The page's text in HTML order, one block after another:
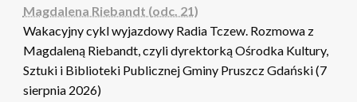
Magdalena Riebandt (odc. 21)
Wakacyjny cykl wyjazdowy Radia Tczew. Rozmowa z
Magdaleną Riebandt, czyli dyrektorką Ośrodka Kultury,
Sztuki i Biblioteki Publicznej Gminy Pruszcz Gdański (7
sierpnia 2026)